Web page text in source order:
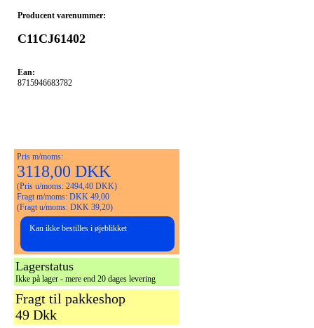
Producent varenummer:
C11CJ61402
Ean:
8715946683782
Pris m/moms:
3118,00 DKK
(Pris u/moms: 2494,40 DKK)
Fragt m/moms: DKK 49,00
(Fragt u/moms: DKK 39,20)
Kan ikke bestilles i øjeblikket
Lagerstatus
Ikke på lager - mere end 20 dages levering
Fragt til pakkeshop
49 Dkk